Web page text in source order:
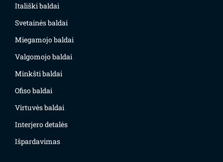
Itališki baldai
Svetainės baldai
Miegamojo baldai
Valgomojo baldai
Minkšti baldai
Ofiso baldai
Virtuvės baldai
Interjero detalės
Išpardavimas